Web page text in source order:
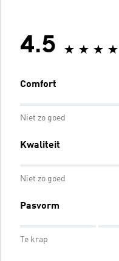
4.5
Comfort
Niet zo goed
Kwaliteit
Niet zo goed
Pasvorm
Te krap